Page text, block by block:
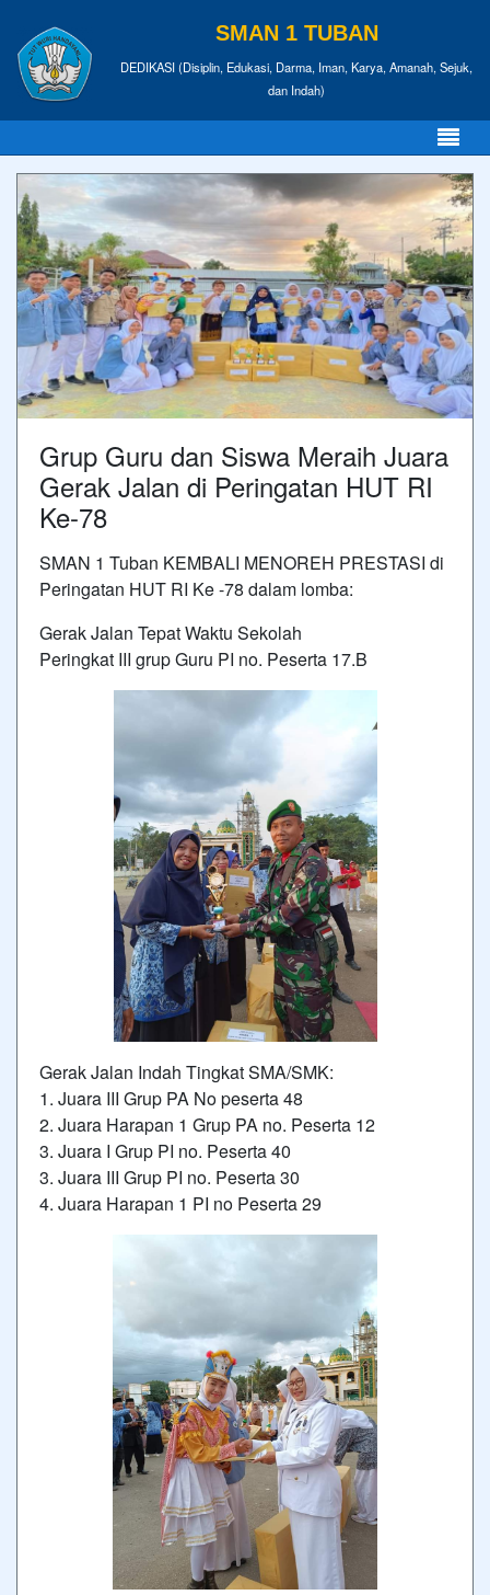
SMAN 1 TUBAN
DEDIKASI (Disiplin, Edukasi, Darma, Iman, Karya, Amanah, Sejuk,
dan Indah)
Grup Guru dan Siswa Meraih Juara
Gerak Jalan di Peringatan HUT RI
Ke-78
SMAN 1 Tuban KEMBALI MENOREH PRESTASI di
Peringatan HUT RI Ke -78 dalam lomba:
Gerak Jalan Tepat Waktu Sekolah
Peringkat III grup Guru PI no. Peserta 17.B
Gerak Jalan Indah Tingkat SMA/SMK:
1. Juara III Grup PA No peserta 48
2. Juara Harapan 1 Grup PA no. Peserta 12
3. Juara I Grup PI no. Peserta 40
3. Juara III Grup PI no. Peserta 30
4. Juara Harapan 1 PI no Peserta 29